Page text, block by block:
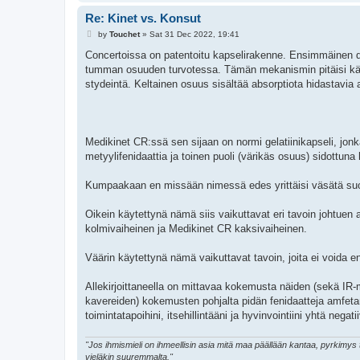
Re: Kinet vs. Konsut
P
s
by Touchet» Sat 31 Dec 2022, 19:41
Concertoissa on patentoitu kapselirakenne.
tumman osuuden turvotessa. Tämän mekanismin pitäisi
stydeintä. Keltainen osuus sisältää absorptiota hidastavia
Medikinet CR:ssä sen sijaan on normi gelatiinikapseli,
metyylifenidaattia ja toinen puoli (värikäs osuus)
Kumpaakaan en missään nimessä edes yrittäisi väsätä
Oikein käytettynä nämä siis vaikuttavat eri tavoin johtuen
kolmivaiheinen ja Medikinet CR kaksivaiheinen.
Väärin käytettynä nämä vaikuttavat tavoin, joita ei voida
Allekirjoittaneella on mittavaa kokemusta näiden (sekä
kavereiden) kokemusten pohjalta pidän fenidaatteja
toimintatapoihini, itsehillintääni ja hyvinvointiini yhtä
"Jos ihmismieli on ihmeellisin asia mitä maa päällään kantaa,
vieläkin suuremmalta."